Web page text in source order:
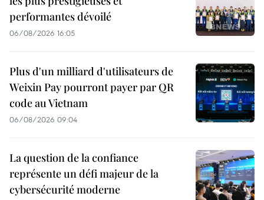
performantes dévoilé
06/08/2026 16:05
Plus d'un milliard d'utilisateurs de
Weixin Pay pourront payer par QR
code au Vietnam
06/08/2026 09:04
La question de la confiance
représente un défi majeur de la
cybersécurité moderne